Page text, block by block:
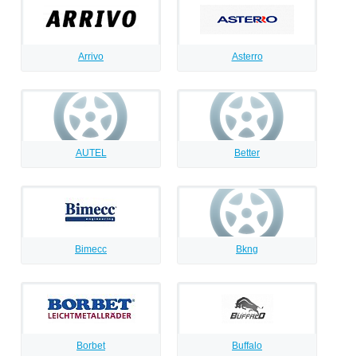
Arrivo Asterro
AUTEL Better
Bimecc Bkng
Borbet Buffalo